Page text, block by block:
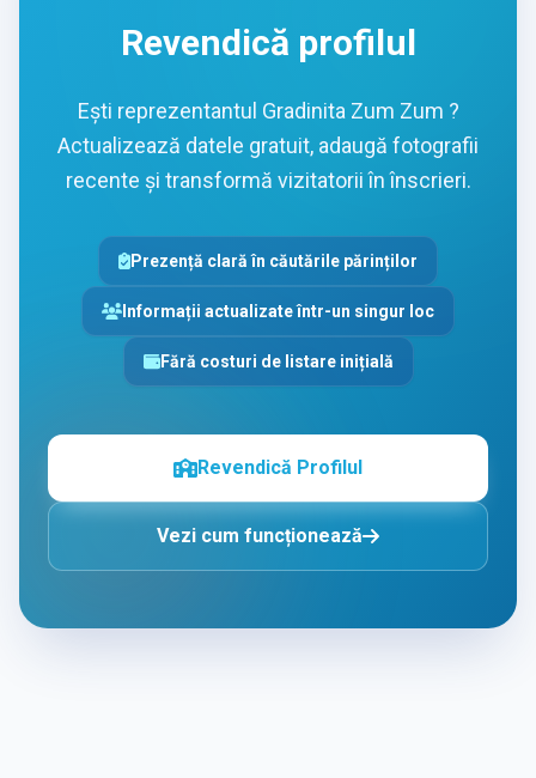
Revendică profilul
Ești reprezentantul Gradinita Zum Zum ?
Actualizează datele gratuit, adaugă fotografii
recente și transformă vizitatorii în înscrieri.
Prezență clară în căutările părinților
Informații actualizate într-un singur loc
Fără costuri de listare inițială
Revendică Profilul
Vezi cum funcționează